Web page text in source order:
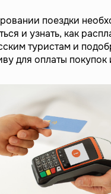
поездки
и узнать, как
туристам и
для оплаты покупок